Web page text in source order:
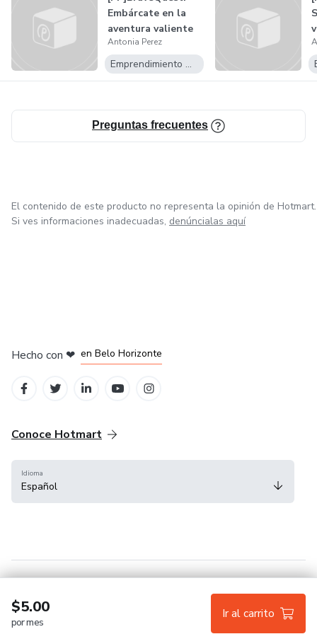
de transformar tu visión en realidad.
Al completar Skyward, no solo habrás aprendido a apuntar
más alto, sino que también habrás desarrollado las
habilidades necesarias para superar obstáculos, maxim
Embárcate en la
aventura valiente
hacia tu f...
Antonia Perez
Emprendimiento Digital
Preguntas frecuentes
$5.00
por mes
Ir al carrito
El contenido de este producto no representa la opinión de Hotmart.
Si ves informaciones inadecuadas, denúncialas aquí
Hecho con ❤ en Belo Horizonte
Conoce Hotmart
Idioma
Español